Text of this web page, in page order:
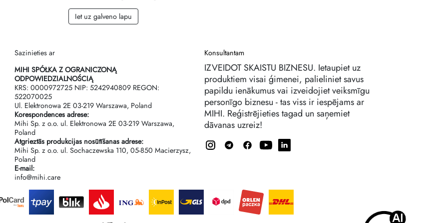
Iet uz galveno lapu
Sazinieties ar
MIHI SPÓŁKA Z OGRANICZONĄ
ODPOWIEDZIALNOŚCIĄ
KRS: 0000972725 NIP: 5242940809 REGON:
522070025
Ul. Elektronowa 2Е 03-219 Warszawa, Poland
Korespondences adrese:
Mihi Sp. z o.o. ul. Elektronowa 2Е 03-219 Warszawa,
Poland
Atgrieztās produkcijas nosūtīšanas adrese:
Mihi Sp. z o.o. ul. Sochaczewska 110, 05-850 Macierzysz,
Poland
E-mail:
info@mihi.care
Konsultantam
IZVEIDOT SKAISTU BIZNESU. Ietaupiet uz
produktiem visai ģimenei, palieliniet savus
papildu ienākumus vai izveidojiet veiksmīgu
personīgo biznesu - tas viss ir iespējams ar
MIHI. Reģistrējieties tagad un saņemiet
dāvanas uzreiz!